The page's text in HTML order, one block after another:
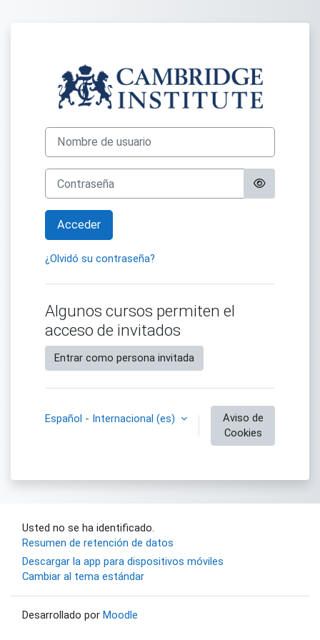
Entrar a
Nombre de usuario
Contraseña
Acceder
¿Olvidó su contraseña?
Algunos cursos permiten el
acceso de invitados
Entrar como persona invitada
Español - Internacional ‎(es)‎
Aviso de
Cookies
Usted no se ha identificado.
Resumen de retención de datos
Descargar la app para dispositivos móviles
Cambiar al tema estándar
Desarrollado por Moodle